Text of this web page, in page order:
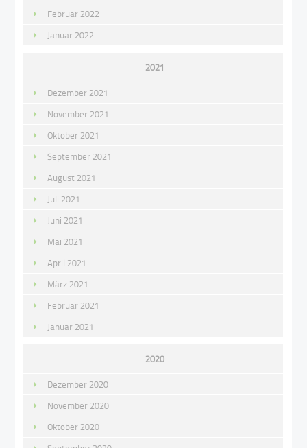
Februar 2022
Januar 2022
2021
Dezember 2021
November 2021
Oktober 2021
September 2021
August 2021
Juli 2021
Juni 2021
Mai 2021
April 2021
März 2021
Februar 2021
Januar 2021
2020
Dezember 2020
November 2020
Oktober 2020